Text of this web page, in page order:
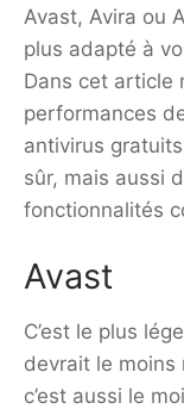
Avast, Avira ou
plus adapté à
Dans cet article
performances
antivirus
sûr, mais aussi
fonctionnalités
Avast
C’est le plus
devrait le moins
c’est aussi le